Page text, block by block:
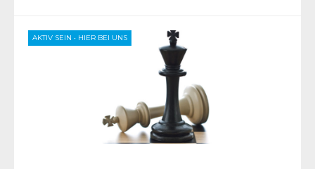
AKTIV SEIN • HIER BEI UNS